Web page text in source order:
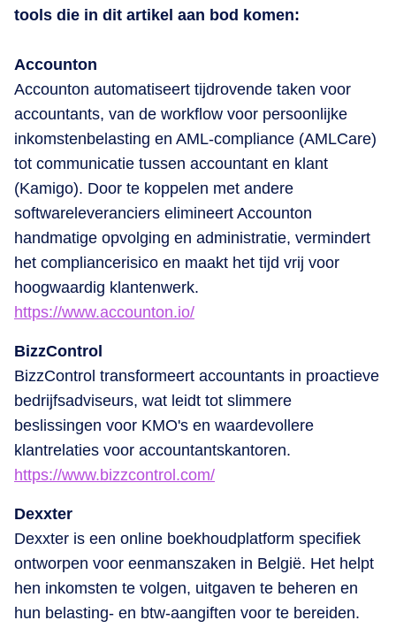
tools die in dit artikel aan bod komen:
Accounton
Accounton automatiseert tijdrovende taken voor
accountants, van de workflow voor persoonlijke
inkomstenbelasting en AML-compliance (AMLCare)
tot communicatie tussen accountant en klant
(Kamigo). Door te koppelen met andere
softwareleveranciers elimineert Accounton
handmatige opvolging en administratie, vermindert
het compliancerisico en maakt het tijd vrij voor
hoogwaardig klantenwerk.
https://www.accounton.io/
BizzControl
BizzControl transformeert accountants in proactieve
bedrijfsadviseurs, wat leidt tot slimmere
beslissingen voor KMO's en waardevollere
klantrelaties voor accountantskantoren.
https://www.bizzcontrol.com/
Dexxter
Dexxter is een online boekhoudplatform specifiek
ontworpen voor eenmanszaken in België. Het helpt
hen inkomsten te volgen, uitgaven te beheren en
hun belasting- en btw-aangiften voor te bereiden.